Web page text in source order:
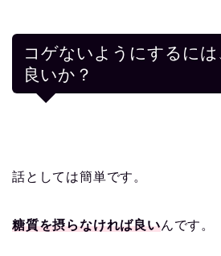
コゲないようにするに
良いか？
話としては簡単です。
糖質を摂らなければ良いんです。